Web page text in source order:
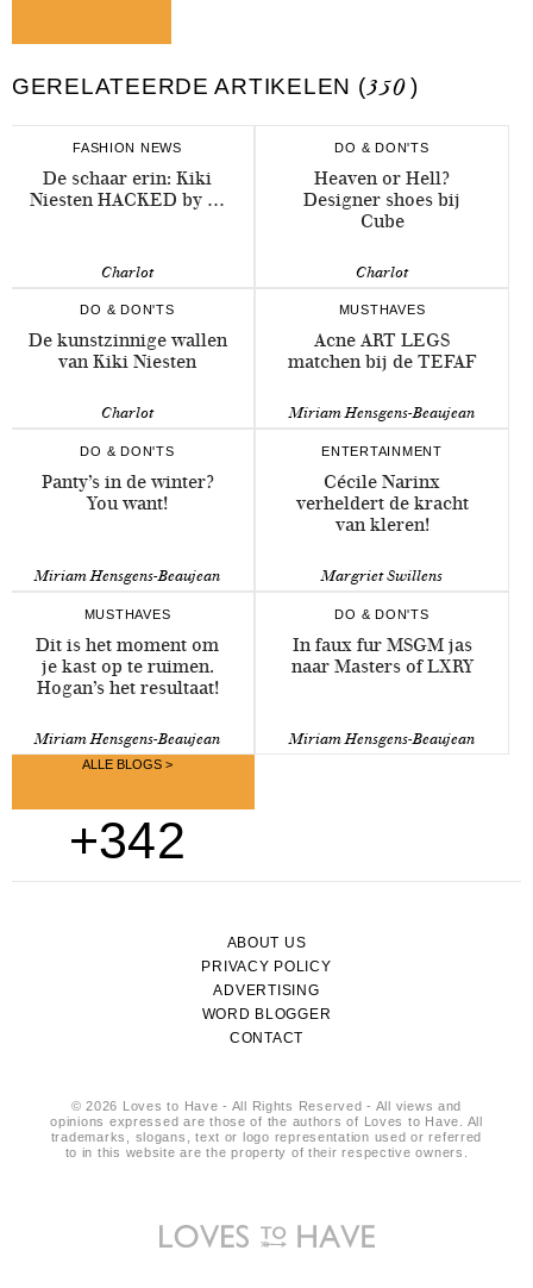
GERELATEERDE ARTIKELEN (350 )
FASHION NEWS
De schaar erin: Kiki
Niesten HACKED by …
Charlot
DO & DON'TS
Heaven or Hell?
Designer shoes bij
Cube
Charlot
DO & DON'TS
De kunstzinnige wallen
van Kiki Niesten
Charlot
MUSTHAVES
Acne ART LEGS
matchen bij de TEFAF
Miriam Hensgens-Beaujean
DO & DON'TS
Panty’s in de winter?
You want!
Miriam Hensgens-Beaujean
ENTERTAINMENT
Cécile Narinx
verheldert de kracht
van kleren!
Margriet Swillens
MUSTHAVES
Dit is het moment om
je kast op te ruimen.
Hogan’s het resultaat!
Miriam Hensgens-Beaujean
DO & DON'TS
In faux fur MSGM jas
naar Masters of LXRY
Miriam Hensgens-Beaujean
+342
ALLE BLOGS >
ABOUT US
PRIVACY POLICY
ADVERTISING
WORD BLOGGER
CONTACT
© 2026 Loves to Have - All Rights Reserved - All views and
opinions expressed are those of the authors of Loves to Have. All
trademarks, slogans, text or logo representation used or referred
to in this website are the property of their respective owners.